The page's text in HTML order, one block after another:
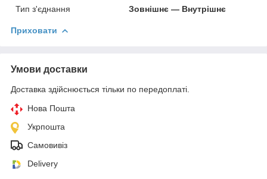
Тип з'єднання
Зовнішнє — Внутрішнє
Приховати
Умови доставки
Доставка здійснюється тільки по передоплаті.
Нова Пошта
Укрпошта
Самовивіз
Delivery